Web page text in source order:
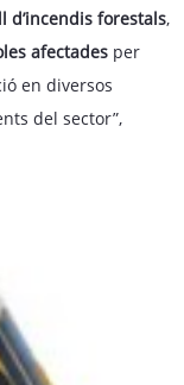
d’incendis forestals,
afectades per
en diversos
del sector”,